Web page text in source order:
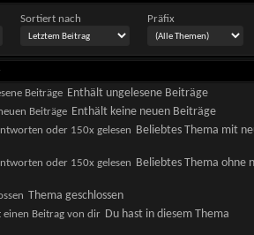
Sortiert nach Präfix
Enthält ungelesene Beiträge
Enthält keine neuen Beiträge
Beliebtes Thema mit
Beliebtes Thema ohne
Thema geschlossen
Du hast in diesem Thema